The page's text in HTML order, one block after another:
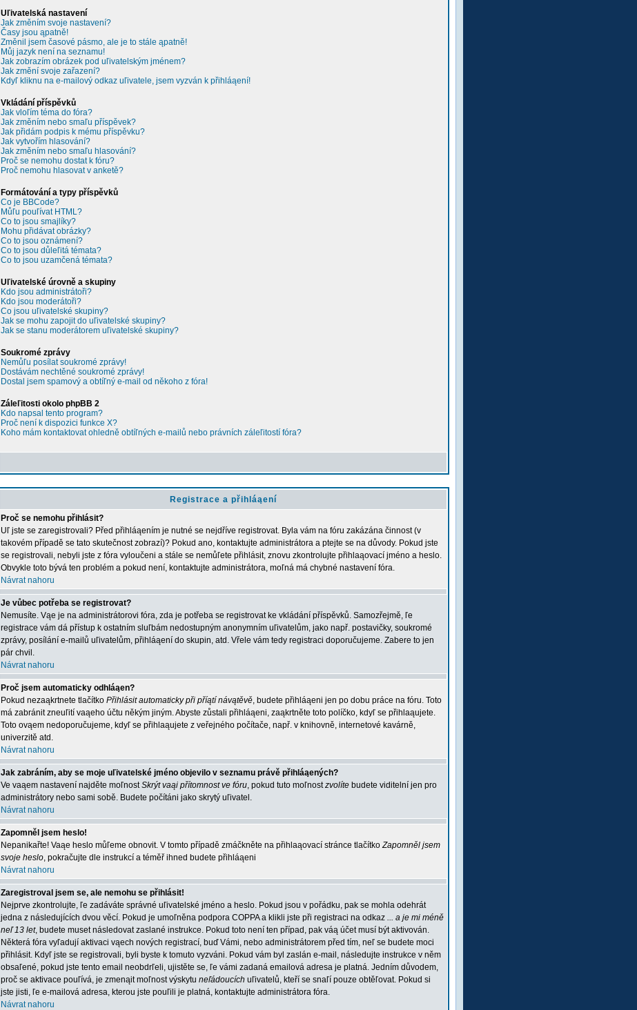
Uľivatelská nastavení
Jak změním svoje nastavení?
Časy jsou ąpatně!
Změnil jsem časové pásmo, ale je to stále ąpatně!
Můj jazyk není na seznamu!
Jak zobrazím obrázek pod uľivatelským jménem?
Jak změní svoje zařazení?
Kdyľ kliknu na e-mailový odkaz uľivatele, jsem vyzván k přihláąení!
Vkládání příspěvků
Jak vloľím téma do fóra?
Jak změním nebo smaľu příspěvek?
Jak přidám podpis k mému příspěvku?
Jak vytvořím hlasování?
Jak změním nebo smaľu hlasování?
Proč se nemohu dostat k fóru?
Proč nemohu hlasovat v anketě?
Formátování a typy příspěvků
Co je BBCode?
Můľu pouľívat HTML?
Co to jsou smajlíky?
Mohu přidávat obrázky?
Co to jsou oznámení?
Co to jsou důleľitá témata?
Co to jsou uzamčená témata?
Uľivatelské úrovně a skupiny
Kdo jsou administrátoři?
Kdo jsou moderátoři?
Co jsou uľivatelské skupiny?
Jak se mohu zapojit do uľivatelské skupiny?
Jak se stanu moderátorem uľivatelské skupiny?
Soukromé zprávy
Nemůľu posílat soukromé zprávy!
Dostávám nechtěné soukromé zprávy!
Dostal jsem spamový a obtíľný e-mail od někoho z fóra!
Záleľitosti okolo phpBB 2
Kdo napsal tento program?
Proč není k dispozici funkce X?
Koho mám kontaktovat ohledně obtíľných e-mailů nebo právních záleľitostí fóra?
Registrace a přihláąení
Proč se nemohu přihlásit?
Uľ jste se zaregistrovali? Před přihláąením je nutné se nejdříve registrovat. Byla vám na fóru zakázána činnost (v
takovém případě se tato skutečnost zobrazí)? Pokud ano, kontaktujte administrátora a ptejte se na důvody. Pokud jste
se registrovali, nebyli jste z fóra vyloučeni a stále se nemůľete přihlásit, znovu zkontrolujte přihlaąovací jméno a heslo.
Obvykle toto bývá ten problém a pokud není, kontaktujte administrátora, moľná má chybné nastavení fóra.
Návrat nahoru
Je vůbec potřeba se registrovat?
Nemusíte. Vąe je na administrátorovi fóra, zda je potřeba se registrovat ke vkládání příspěvků. Samozřejmě, ľe
registrace vám dá přístup k ostatním sluľbám nedostupným anonymním uľivatelům, jako např. postavičky, soukromé
zprávy, posílání e-mailů uľivatelům, přihláąení do skupin, atd. Vřele vám tedy registraci doporučujeme. Zabere to jen
pár chvil.
Návrat nahoru
Proč jsem automaticky odhláąen?
Pokud nezaąkrtnete tlačítko Přihlásit automaticky při příątí návątěvě, budete přihláąeni jen po dobu práce na fóru. Toto
má zabránit zneuľití vaąeho účtu někým jiným. Abyste zůstali přihláąeni, zaąkrtněte toto políčko, kdyľ se přihlaąujete.
Toto ovąem nedoporučujeme, kdyľ se přihlaąujete z veřejného počítače, např. v knihovně, internetové kavárně,
univerzitě atd.
Návrat nahoru
Jak zabráním, aby se moje uľivatelské jméno objevilo v seznamu právě přihláąených?
Ve vaąem nastavení najděte moľnostSkrýt vaąi přítomnost ve fóru, pokud tuto moľnostzvolíte budete viditelní jen pro
administrátory nebo sami sobě. Budete počítáni jako skrytý uľivatel.
Návrat nahoru
Zapomněl jsem heslo!
Nepanikařte! Vaąe heslo můľeme obnovit. V tomto případě zmáčkněte na přihlaąovací stránce tlačítkoZapomněl jsem
svoje heslo, pokračujte dle instrukcí a téměř ihned budete přihláąeni
Návrat nahoru
Zaregistroval jsem se, ale nemohu se přihlásit!
Nejprve zkontrolujte, ľe zadáváte správné uľivatelské jméno a heslo. Pokud jsou v pořádku, pak se mohla odehrát
jedna z následujících dvou věcí. Pokud je umoľněna podpora COPPA a klikli jste při registraci na odkaz ... a je mi méně
neľ 13 let, budete muset následovat zaslané instrukce. Pokud toto není ten případ, pak váą účet musí být aktivován.
Některá fóra vyľadují aktivaci vąech nových registrací, buď Vámi, nebo administrátorem před tím, neľ se budete moci
přihlásit. Kdyľ jste se registrovali, byli byste k tomuto vyzváni. Pokud vám byl zaslán e-mail, následujte instrukce v něm
obsaľené, pokud jste tento email neobdrľeli, ujistěte se, ľe vámi zadaná emailová adresa je platná. Jedním důvodem,
proč se aktivace pouľívá, je zmenąit moľnost výskytu neľádoucích uľivatelů, kteří se snaľí pouze obtěľovat. Pokud si
jste jisti, ľe e-mailová adresa, kterou jste pouľili je platná, kontaktujte administrátora fóra.
Návrat nahoru